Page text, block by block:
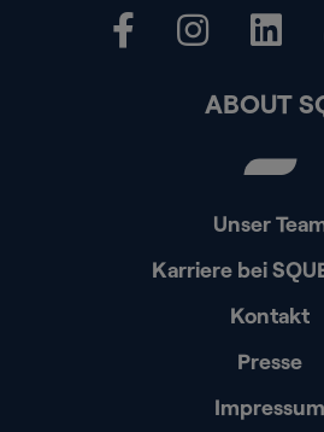
ABOUT
Unser
Karriere bei
Kontakt
Presse
Impressum